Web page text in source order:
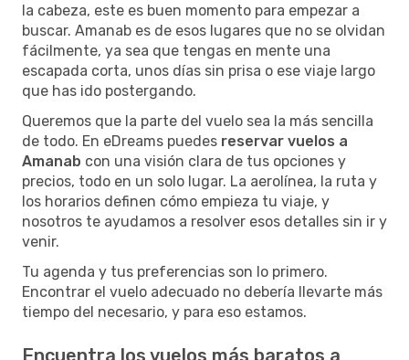
la cabeza, este es buen momento para empezar a
buscar. Amanab es de esos lugares que no se olvidan
fácilmente, ya sea que tengas en mente una
escapada corta, unos días sin prisa o ese viaje largo
que has ido postergando.
Queremos que la parte del vuelo sea la más sencilla
de todo. En eDreams puedes reservar vuelos a
Amanab con una visión clara de tus opciones y
precios, todo en un solo lugar. La aerolínea, la ruta y
los horarios definen cómo empieza tu viaje, y
nosotros te ayudamos a resolver esos detalles sin ir y
venir.
Tu agenda y tus preferencias son lo primero.
Encontrar el vuelo adecuado no debería llevarte más
tiempo del necesario, y para eso estamos.
Encuentra los vuelos más baratos a